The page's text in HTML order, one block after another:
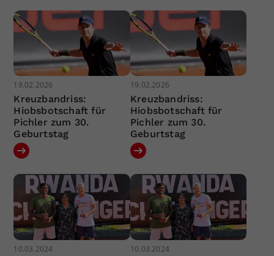
19.02.2026
Kreuzbandriss:
Hiobsbotschaft für
Pichler zum 30.
Geburtstag
19.02.2026
Kreuzbandriss:
Hiobsbotschaft für
Pichler zum 30.
Geburtstag
10.03.2024 10.03.2024